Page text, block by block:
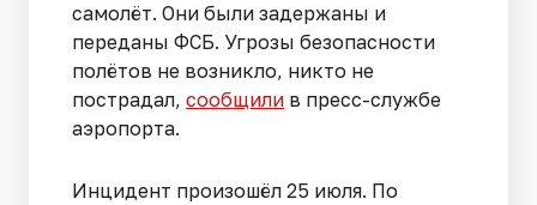
самолёт. Они были задержаны и
переданы ФСБ. Угрозы безопасности
полётов не возникло, никто не
пострадал, сообщили в пресс-службе
аэропорта.
Инцидент произошёл 25 июля. По